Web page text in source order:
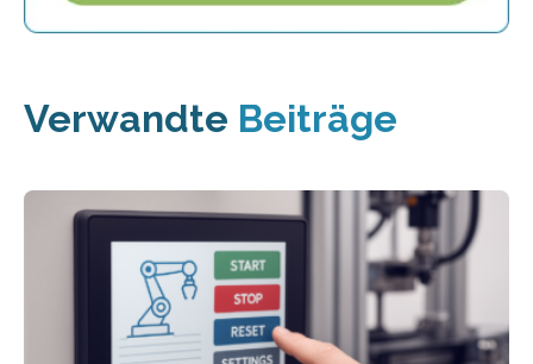
Verwandte Beiträge